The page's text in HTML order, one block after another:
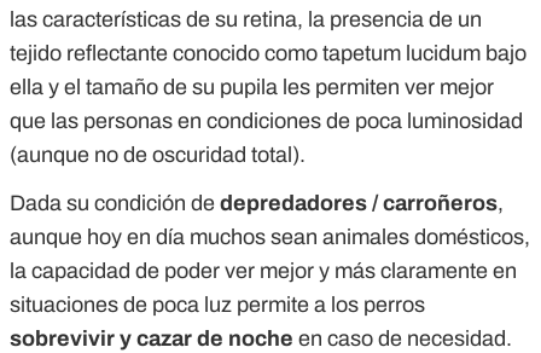
las características de su retina, la presencia de un
tejido reflectante conocido como tapetum lucidum bajo
ella y el tamaño de su pupila les permiten ver mejor
que las personas en condiciones de poca luminosidad
(aunque no de oscuridad total).
Dada su condición de depredadores / carroñeros,
aunque hoy en día muchos sean animales domésticos,
la capacidad de poder ver mejor y más claramente en
situaciones de poca luz permite a los perros
sobrevivir y cazar de noche en caso de necesidad.